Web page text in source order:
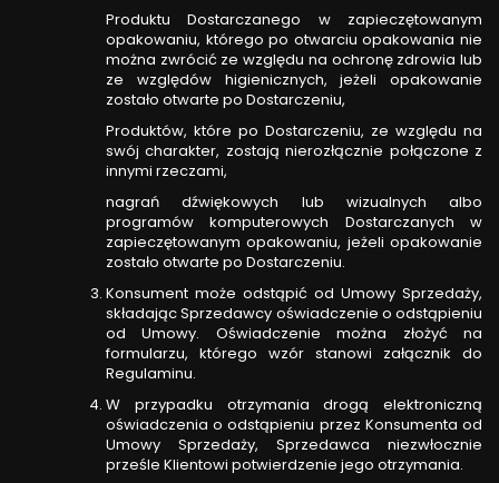
Produktu Dostarczanego w zapieczętowanym
opakowaniu, którego po otwarciu opakowania nie
można zwrócić ze względu na ochronę zdrowia lub
ze względów higienicznych, jeżeli opakowanie
zostało otwarte po Dostarczeniu,
Produktów, które po Dostarczeniu, ze względu na
swój charakter, zostają nierozłącznie połączone z
innymi rzeczami,
nagrań dźwiękowych lub wizualnych albo
programów komputerowych Dostarczanych w
zapieczętowanym opakowaniu, jeżeli opakowanie
zostało otwarte po Dostarczeniu.
Konsument może odstąpić od Umowy Sprzedaży,
składając Sprzedawcy oświadczenie o odstąpieniu
od Umowy. Oświadczenie można złożyć na
formularzu, którego wzór stanowi załącznik do
Regulaminu.
W przypadku otrzymania drogą elektroniczną
oświadczenia o odstąpieniu przez Konsumenta od
Umowy Sprzedaży, Sprzedawca niezwłocznie
prześle Klientowi potwierdzenie jego otrzymania.